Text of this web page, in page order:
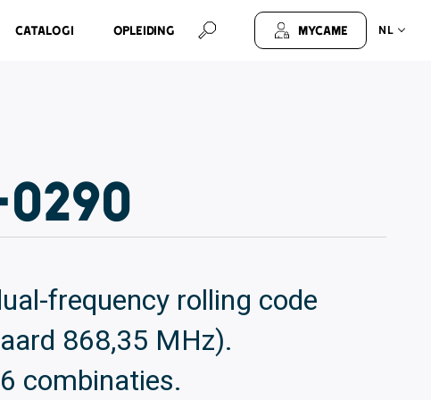
Catalogi Opleiding MyCAME NL
frequency rolling code
868,35 MHz).
combinaties.